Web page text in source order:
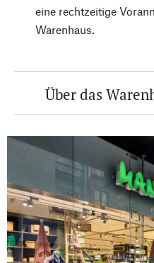
eine rechtzeitige
Warenhaus.
Über das